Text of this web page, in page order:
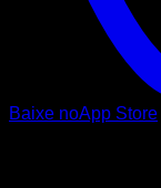
Baixe noApp Store